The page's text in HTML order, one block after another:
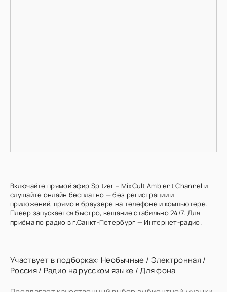
Включайте прямой эфир Spitzer – MixCult Ambient Channel и
слушайте онлайн бесплатно — без регистрации и
приложений, прямо в браузере на телефоне и компьютере.
Плеер запускается быстро, вещание стабильно 24/7. Для
приёма по радио в г.Санкт-Петербург — Интернет-радио.
Участвует в подборках: Необычные / Электронная/
Россия/ Радио на русском языке /Для фона